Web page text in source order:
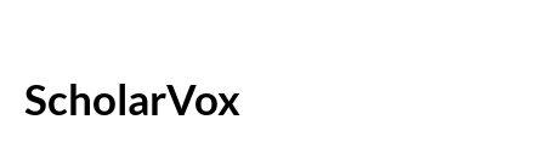
ScholarVox